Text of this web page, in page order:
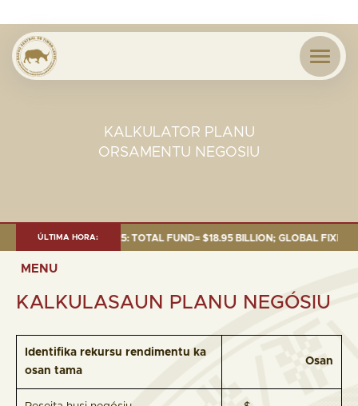
KALKULATOR PLANU
ORSAMENTU NEGOSIU
ÚLTIMA HORA:
AS OF 30 SEP. 2025: TOTAL FUND= $18.95 BILLION; GLOBAL FIXED
MENU
KALKULASAUN PLANU NEGÓSIU
Identifika rekursu rendimentu ka
osan tama
Osan